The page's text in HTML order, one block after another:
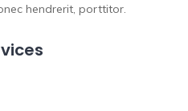
hendrerit, porttitor.